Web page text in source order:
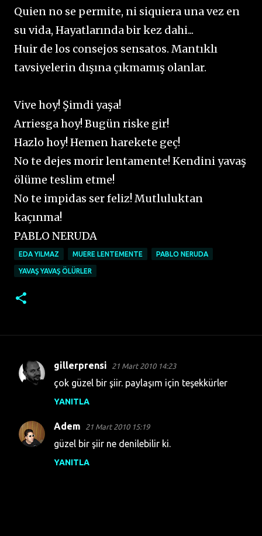
Quien no se permite, ni siquiera una vez en
su vida, Hayatlarında bir kez dahi...
Huir de los consejos sensatos. Mantıklı
tavsiyelerin dışına çıkmamış olanlar.
Vive hoy! Şimdi yaşa!
Arriesga hoy! Bugün riske gir!
Hazlo hoy! Hemen harekete geç!
No te dejes morir lentamente! Kendini yavaş
ölüme teslim etme!
No te impidas ser feliz! Mutluluktan
kaçınma!
PABLO NERUDA
EDA YILMAZ MUERE LENTEMENTE PABLO NERUDA
YAVAŞ YAVAŞ ÖLÜRLER
Y
u
m
gillerprensi 21 Mart 2010 14:23
çok güzel bir şiir. paylaşım için teşekkürler
YANITLA
Adem 21 Mart 2010 15:19
güzel bir şiir ne denilebilir ki.
YANITLA